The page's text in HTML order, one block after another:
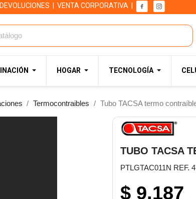
VENTA CORPORATIVA
HOGAR TECNOLOGÍA
Termocontraibles Tubo TACSA termo
TUBO TACSA
PTLGTAC011N REF.
$ 9.187